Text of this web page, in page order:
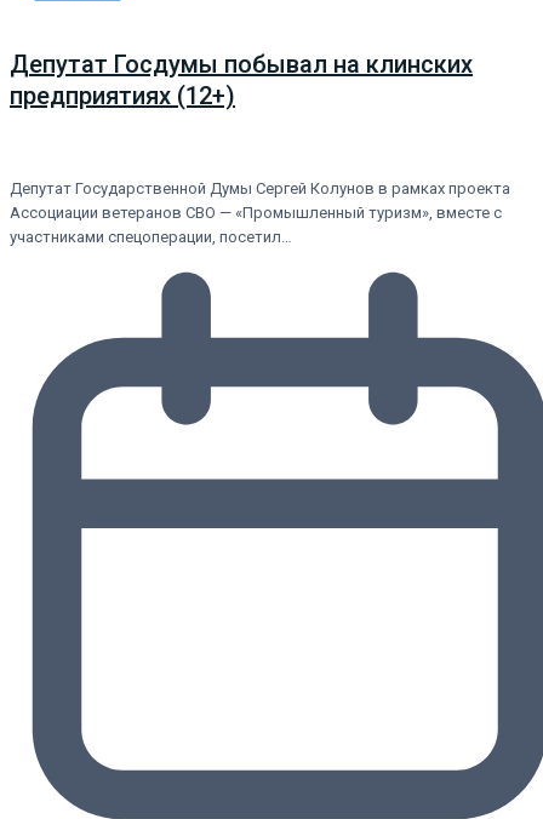
Депутат Госдумы побывал на клинских
предприятиях (12+)
Депутат Государственной Думы Сергей Колунов в рамках проекта
Ассоциации ветеранов СВО — «Промышленный туризм», вместе с
участниками спецоперации, посетил…